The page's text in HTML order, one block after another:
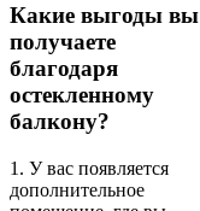
Какие выгоды вы
получаете
благодаря
остекленному
балкону?
1. У вас появляется
дополнительное